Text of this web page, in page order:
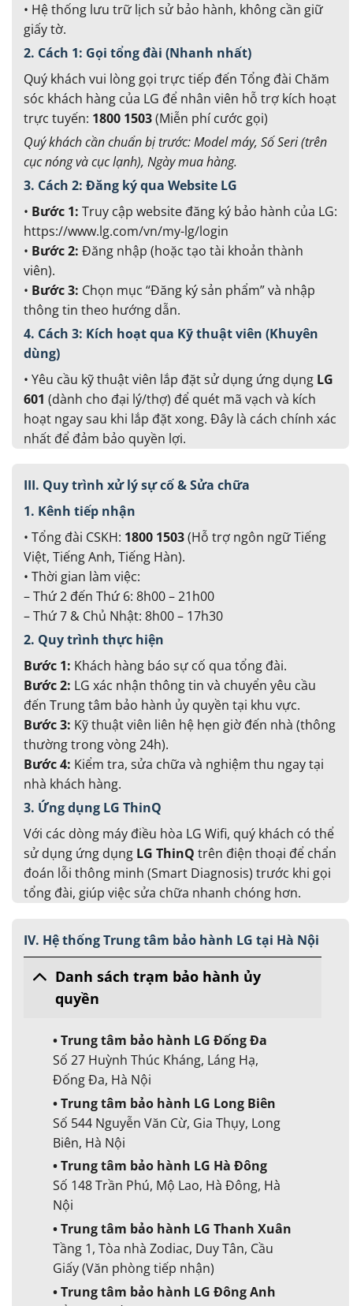
• Hệ thống lưu trữ lịch sử bảo hành, không cần giữ
giấy tờ.
2. Cách 1: Gọi tổng đài (Nhanh nhất)
Quý khách vui lòng gọi trực tiếp đến Tổng đài Chăm
sóc khách hàng của LG để nhân viên hỗ trợ kích hoạt
trực tuyến: 1800 1503(Miễn phí cước gọi)
Quý khách cần chuẩn bị trước: Model máy, Số Seri (trên
cục nóng và cục lạnh), Ngày mua hàng.
3. Cách 2: Đăng ký qua Website LG
• Bước 1: Truy cập website đăng ký bảo hành của LG:
https://www.lg.com/vn/my-lg/login
• Bước 2: Đăng nhập (hoặc tạo tài khoản thành
viên).
• Bước 3: Chọn mục “Đăng ký sản phẩm” và nhập
thông tin theo hướng dẫn.
4. Cách 3: Kích hoạt qua Kỹ thuật viên (Khuyên
dùng)
• Yêu cầu kỹ thuật viên lắp đặt sử dụng ứng dụng LG
601 (dành cho đại lý/thợ) để quét mã vạch và kích
hoạt ngay sau khi lắp đặt xong. Đây là cách chính xác
nhất để đảm bảo quyền lợi.
III. Quy trình xử lý sự cố & Sửa chữa
1. Kênh tiếp nhận
• Tổng đài CSKH: 1800 1503(Hỗ trợ ngôn ngữ Tiếng
Việt, Tiếng Anh, Tiếng Hàn).
• Thời gian làm việc:
– Thứ 2 đến Thứ 6: 8h00 – 21h00
– Thứ 7 & Chủ Nhật: 8h00 – 17h30
2. Quy trình thực hiện
Bước 1: Khách hàng báo sự cố qua tổng đài.
Bước 2: LG xác nhận thông tin và chuyển yêu cầu
đến Trung tâm bảo hành ủy quyền tại khu vực.
Bước 3: Kỹ thuật viên liên hệ hẹn giờ đến nhà (thông
thường trong vòng 24h).
Bước 4: Kiểm tra, sửa chữa và nghiệm thu ngay tại
nhà khách hàng.
3. Ứng dụng LG ThinQ
Với các dòng máy điều hòa LG Wifi, quý khách có thể
sử dụng ứng dụng LG ThinQ trên điện thoại để chẩn
đoán lỗi thông minh (Smart Diagnosis) trước khi gọi
tổng đài, giúp việc sửa chữa nhanh chóng hơn.
IV. Hệ thống Trung tâm bảo hành LG tại Hà Nội
Danh sách trạm bảo hành ủy
quyền
• Trung tâm bảo hành LG Đống Đa
Số 27 Huỳnh Thúc Kháng, Láng Hạ,
Đống Đa, Hà Nội
• Trung tâm bảo hành LG Long Biên
Số 544 Nguyễn Văn Cừ, Gia Thụy, Long
Biên, Hà Nội
• Trung tâm bảo hành LG Hà Đông
Số 148 Trần Phú, Mộ Lao, Hà Đông, Hà
Nội
• Trung tâm bảo hành LG Thanh Xuân
Tầng 1, Tòa nhà Zodiac, Duy Tân, Cầu
Giấy (Văn phòng tiếp nhận)
• Trung tâm bảo hành LG Đông Anh